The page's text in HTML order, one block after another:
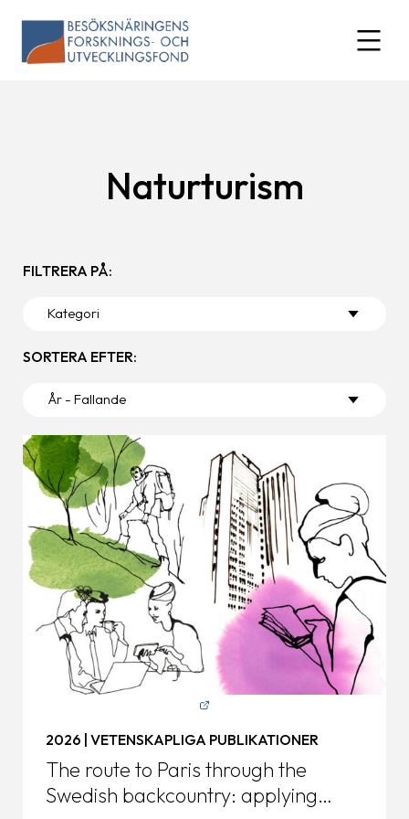
content
Naturturism
FILTRERA PÅ:
SORTERA EFTER:
The route to Paris through the
Swedish backcountry: applying
2026 | VETENSKAPLIGA PUBLIKATIONER